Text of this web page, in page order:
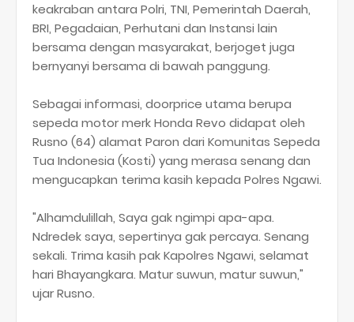
keakraban antara Polri, TNI, Pemerintah Daerah,
BRI, Pegadaian, Perhutani dan Instansi lain
bersama dengan masyarakat, berjoget juga
bernyanyi bersama di bawah panggung.
Sebagai informasi, doorprice utama berupa
sepeda motor merk Honda Revo didapat oleh
Rusno (64) alamat Paron dari Komunitas Sepeda
Tua Indonesia (Kosti) yang merasa senang dan
mengucapkan terima kasih kepada Polres Ngawi.
"Alhamdulillah, Saya gak ngimpi apa-apa.
Ndredek saya, sepertinya gak percaya. Senang
sekali. Trima kasih pak Kapolres Ngawi, selamat
hari Bhayangkara. Matur suwun, matur suwun,"
ujar Rusno.